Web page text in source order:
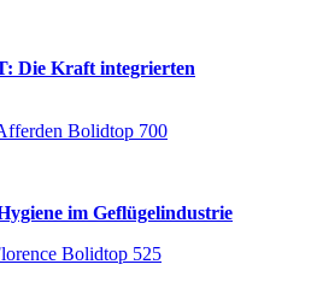
Die Kraft integrierten
im Geflügelindustrie